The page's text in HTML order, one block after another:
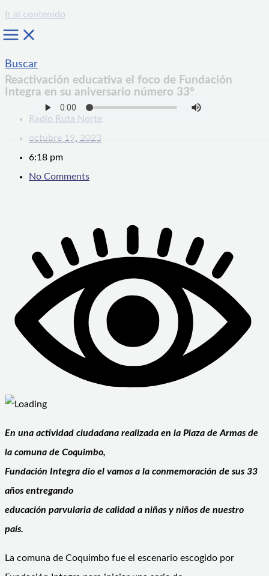
Ir al contenido
Buscar
Reactivación educativa el foco de Fundación
Integra en su aniversario número 33°
Radio Ruta Norte
octubre 19, 2023
6:18 pm
No Comments
En una actividad ciudadana realizada en la Plaza de Armas de
la comuna de Coquimbo,
Fundación Integra dio el vamos a la conmemoración de sus 33
años entregando
educación parvularia de calidad a niñas y niños de nuestro
país.
La comuna de Coquimbo fue el escenario escogido por